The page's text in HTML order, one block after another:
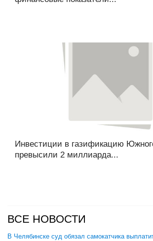
Инвестиции в газификацию
превысили 2 миллиарда...
ВСЕ НОВОСТИ
В Челябинске суд обязал самокатчика